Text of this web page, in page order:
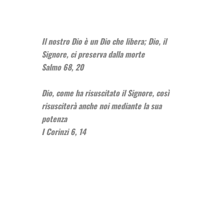
Il nostro Dio è un Dio che libera; Dio, il
Signore, ci preserva dalla morte
Salmo 68, 20
Dio, come ha risuscitato il Signore, così
risusciterà anche noi mediante la sua
potenza
I Corinzi 6, 14